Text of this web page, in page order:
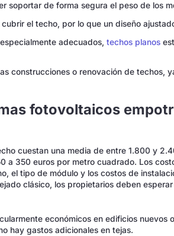
soportar de forma segura el peso de los
el techo, por lo que un diseño
adecuados, techos planos
construcciones o renovación de techos,
fotovoltaicos
cuestan una media de entre 1.800 y
a 350 euros por metro cuadrado. Los
el tipo de módulo y los costos de
clásico, los propietarios deben
económicos en edificios nuevos
hay gastos adicionales en tejas.